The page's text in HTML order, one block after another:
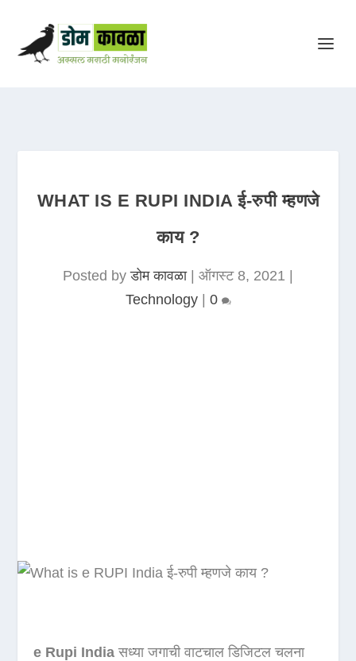
WHAT IS E RUPI INDIA ई-रुपी म्हणजे
काय ?
Posted byडोम कावळा| ऑगस्ट 8, 2021
Technology| 0
e Rupi India सध्या जगाची वाटचाल डिजिटल चलना